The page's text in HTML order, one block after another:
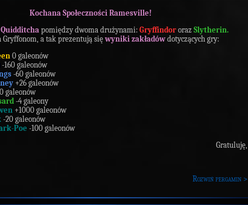
Kochana Społeczności Ramesville!
Quidditcha pomiędzy dwoma drużynami: Gryffindor oraz Slytherin.
Gryffonom, a tak prezentują sięwyniki zakładów dotyczących gry:
0 galeonów
-160 galeonów
-60 galeonów
+26 galeonów
0 galeonów
-4 galeony
+1000 galeonów
-20 galeonów
Poe -100 galeonów
Gratuluję,
Rozwiń pergamin >